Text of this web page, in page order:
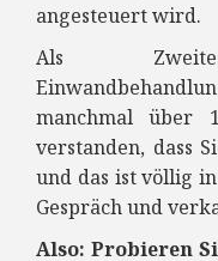
angesteuert wird.
Als
manchmal über
verstanden, dass
und das ist völlig
Gespräch und
Also: Probieren